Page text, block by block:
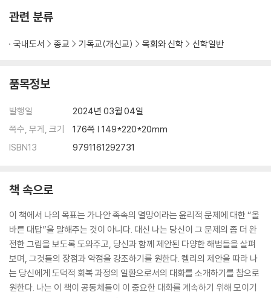
관련 분류
국내도서 종교 기독교(개신교) 목회와 신학 신학일반
품목정보
발행일
2024년 03월 04일
쪽수, 무게, 크기
176쪽 | 149*220*20mm
ISBN13
9791161292731
책 속으로
이 책에서 나의 목표는 가나안 족속의 멸망이라는 윤리적 문제에 대한 “올
바른 대답”을 말해주는 것이 아니다. 대신 나는 당신이 그 문제의 좀 더 완
전한 그림을 보도록 도와주고, 당신과 함께 제안된 다양한 해법들을 살펴
보며, 그것들의 장점과 약점을 강조하기를 원한다. 켈리의 제안을 따라 나
는 당신에게 도덕적 회복 과정의 일환으로서의 대화를 소개하기를 참으로
원한다. 나는 이 책이 공동체들이 이 중요한 대화를 계속하기 위해 모이기